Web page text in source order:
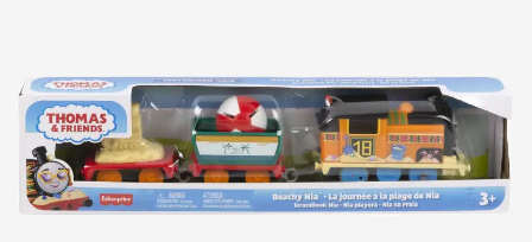
Treinen
Thomas
Trackmaster
motorized